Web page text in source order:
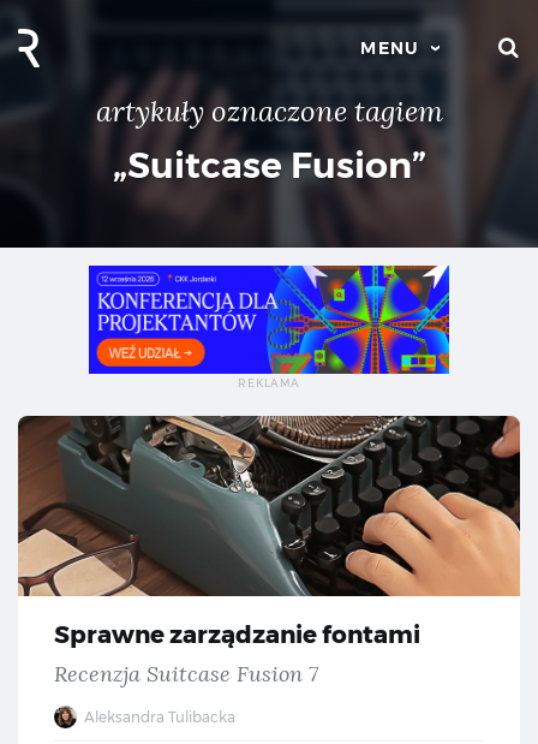
MENU
artykuły oznaczone tagiem
„Suitcase Fusion”
Sprawne zarządzanie fontami
Recenzja Suitcase Fusion 7
Aleksandra Tulibacka